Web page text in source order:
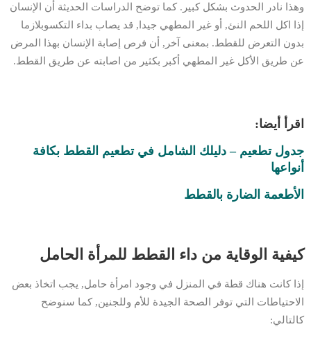
وهذا نادر الحدوث بشكل كبير. كما توضح الدراسات الحديثة أن الإنسان
إذا اكل اللحم النئ, أو غير المطهي جيدا, قد يصاب بداء التكسوبلازما
بدون التعرض للقطط. بمعنى آخر, أن فرص إصابة الإنسان بهذا المرض
عن طريق الأكل غير المطهي أكبر بكثير من اصابته عن طريق القطط.
اقرأ أيضا:
جدول تطعيم – دليلك الشامل في تطعيم القطط بكافة
أنواعها
الأطعمة الضارة بالقطط
كيفية الوقاية من داء القطط للمرأة الحامل
إذا كانت هناك قطة في المنزل في وجود امرأة حامل, يجب اتخاذ بعض
الاحتياطات التي توفر الصحة الجيدة للأم وللجنين, كما سنوضح
كالتالي: